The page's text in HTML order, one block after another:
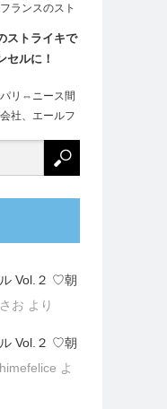
ランスのスト
ストライキで
セルに！
リ⇔ニース間
社、エールフ
Vol.２ ♡朝
さお より
Vol.２ ♡朝
himefelice よ